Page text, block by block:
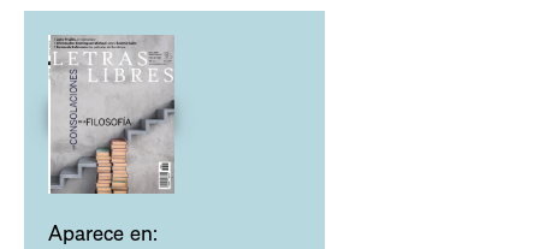
Aparece en: